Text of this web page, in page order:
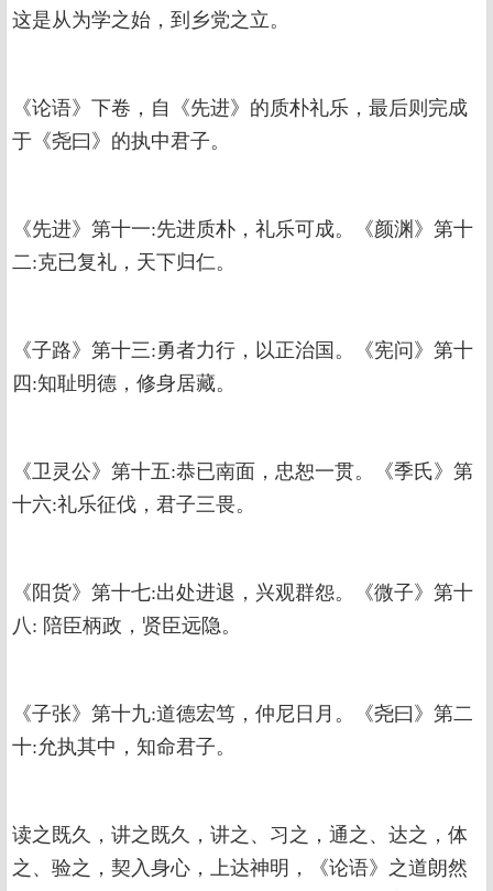
这是从为学之始，到乡党之立。
《论语》下卷，自《先进》的质朴礼乐，最后则完成
于《尧曰》的执中君子。
《先进》第十一:先进质朴，礼乐可成。《颜渊》第十
二:克已复礼，天下归仁。
《子路》第十三:勇者力行，以正治国。《宪问》第十
四:知耻明德，修身居藏。
《卫灵公》第十五:恭已南面，忠恕一贯。《季氏》第
十六:礼乐征伐，君子三畏。
《阳货》第十七:出处进退，兴观群怨。《微子》第十
八: 陪臣柄政，贤臣远隐。
《子张》第十九:道德宏笃，仲尼日月。《尧曰》第二
十:允执其中，知命君子。
读之既久，讲之既久，讲之、习之，通之、达之，体
之、验之，契入身心，上达神明，《论语》之道朗然